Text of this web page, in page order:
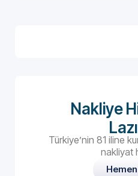
Nakliye
Türkiye’nin 81 iline
nakliyat